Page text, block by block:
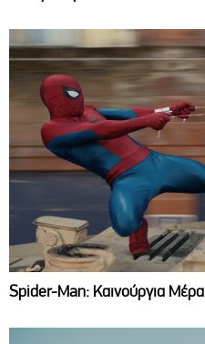
Spider-Man: Καινούργια Μέρα